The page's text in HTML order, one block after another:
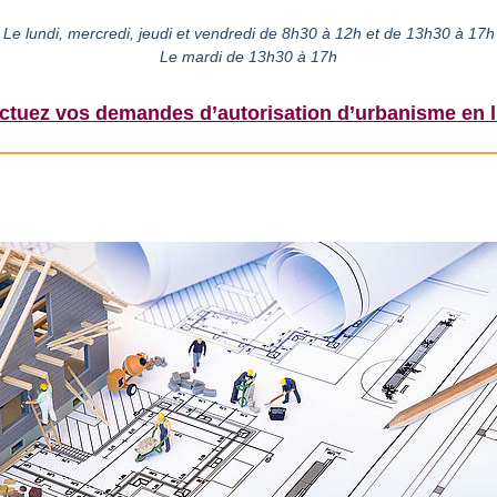
Le lundi, mercredi, jeudi et vendredi de 8h30 à 12h et de 13h30 à 17h
Le mardi de 13h30 à 17h
vos demandes d’autorisation d’urbanisme en